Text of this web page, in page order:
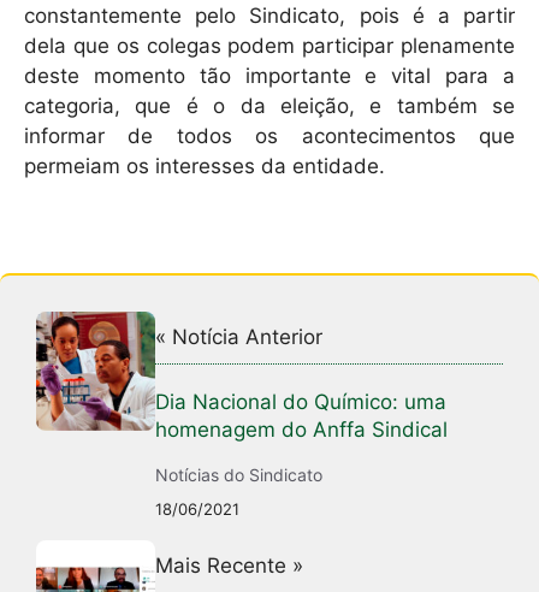
constantemente pelo Sindicato, pois é a partir
dela que os colegas podem participar plenamente
deste momento tão importante e vital para a
categoria, que é o da eleição, e também se
informar de todos os acontecimentos que
permeiam os interesses da entidade.
« Notícia Anterior
Dia Nacional do Químico: uma
homenagem do Anffa Sindical
Notícias do Sindicato
18/06/2021
Mais Recente »